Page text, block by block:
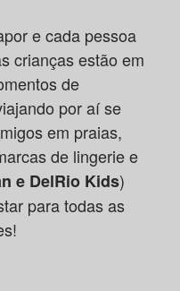
e cada pessoa
crianças estão em
de
por aí se
em praias,
de lingerie e
e DelRio Kids)
para todas as